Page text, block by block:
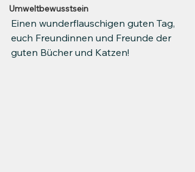
Umweltbewusstsein
Einen wunderflauschigen guten Tag,
euch Freundinnen und Freunde der
guten Bücher und Katzen!